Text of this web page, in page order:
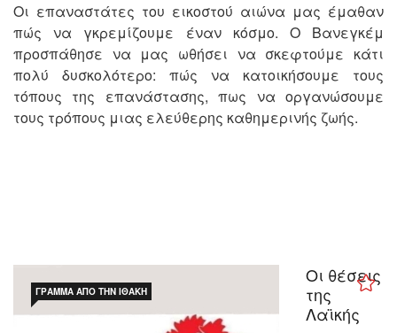
Οι επαναστάτες του εικοστού αιώνα μας έμαθαν
πώς να γκρεμίζουμε έναν κόσμο. Ο Βανεγκέμ
προσπάθησε να μας ωθήσει να σκεφτούμε κάτι
πολύ δυσκολότερο: πώς να κατοικήσουμε τους
τόπους της επανάστασης, πως να οργανώσουμε
τους τρόπους μιας ελεύθερης καθημερινής ζωής.
ΓΡΆΜΜΑ ΑΠΌ ΤΗΝ ΙΘΆΚΗ
Οι θέσεις
της
Λαϊκής